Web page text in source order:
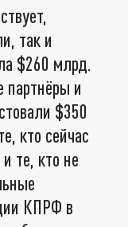
так и
$260 млрд.
и
$350
кто сейчас
те, кто не
КПРФ в